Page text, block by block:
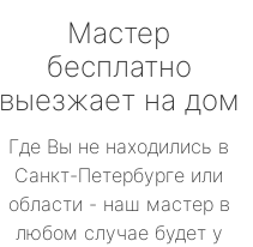
Мастер
бесплатно
выезжает на дом
Где Вы не находились в
Санкт-Петербурге или
области - наш мастер в
любом случае будет у